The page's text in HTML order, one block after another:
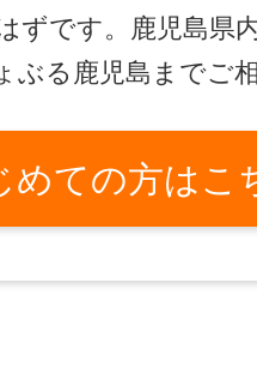
ずです。鹿児島県
ぶる鹿児島までご
めての方はこ